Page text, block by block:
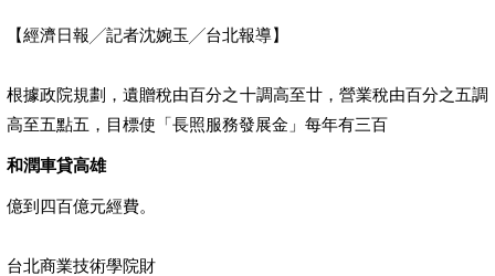
【經濟日報╱記者沈婉玉╱台北報導】
根據政院規劃，遺贈稅由百分之十調高至廿，營業稅由百分之五調
高至五點五，目標使「長照服務發展金」每年有三百
和潤車貸高雄
億到四百億元經費。
台北商業技術學院財